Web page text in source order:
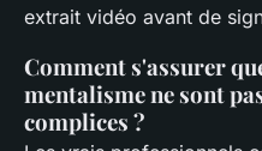
extrait vidéo avant de
Comment s'assurer
mentalisme ne sont
complices ?